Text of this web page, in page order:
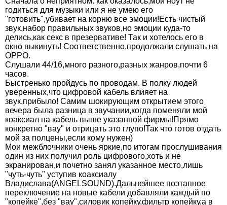
годиться для музыки или я не умею его
"готовить",убивает на корню все эмоции!Есть чистый
звук,набор правильных звуков,но эмоции куда-то
делись,как секс в презервативе! Так и хотелось его в
окно выкинуть! Соответственно,продолжали слушать на
OPPO.
Слушали 44/16,много разного,разных жанров,почти 6
часов.
Быстренько пройдусь по проводам. В полку людей
уверенных,что цифровой кабель влияет на
звук,прибыло! Самим шокирующим открытием этого
вечера была разница в звучании,когда поменяли мой
коаксиал на кабель выше указанной фирмы!Прямо
конкретно "вау" и отрицать это глупо!Так что готов отдать
мой за полцены,если кому нужен)
Мои межблочники очень яркие,по итогам прослушивания
один из них получил роль цифрового,хоть и не
экранирован,и почетно занял указанное место,лишь
"чуть-чуть" уступив коаксиалу
Владислава(ANGELSOUND).Дальнейшее поэтапное
переключение на новые кабели добавляли каждый по
"копейке",без "вау",силовик копейку,фильтр копейку,а в